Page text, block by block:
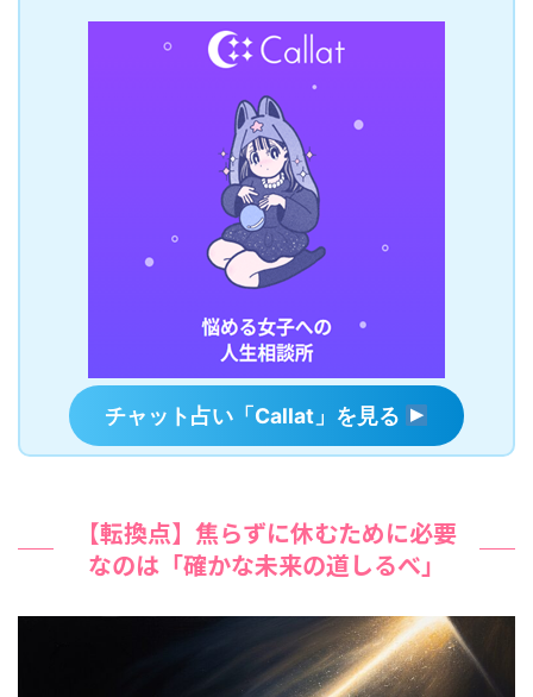
チャット占い「Callat」を見る
【転換点】焦らずに休むために必要
なのは「確かな未来の道しるべ」